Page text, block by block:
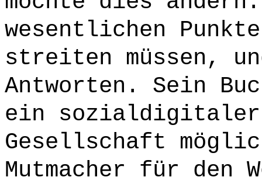
wesentlichen
streiten müssen,
Antworten. Sein
ein sozialdigitaler
Gesellschaft
Mutmacher für den